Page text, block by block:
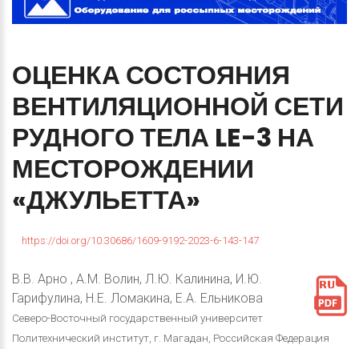
ОЦЕНКА СОСТОЯНИЯ
ВЕНТИЛЯЦИОННОЙ СЕТИ
РУДНОГОТЕЛА LE-3 НА
МЕСТОРОЖДЕНИИ
«ДЖУЛЬЕТТА»
https://doi.org/10.30686/1609-9192-2023-6-143-147
В.В. Арно , А.М. Волин, Л.Ю. Калинина, И.Ю.
Гарифулина, Н.Е. Ломакина, Е.А. Ельникова
Северо-Восточный государственный университет
Политехнический институт, г. Магадан, Российская Федерация